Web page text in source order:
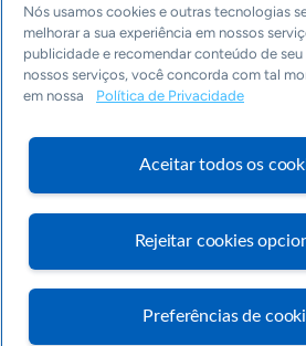
Editorias
Economia & Política
Inovação & Tecnologia
Visite o Portal
Nós usamos cookies e outras tecnologias
melhorar a sua experiência em nossos
publicidade e recomendar conteúdo de
nossos serviços, você concorda com tal
em nossa
Política de Privacidade
Aceitar todos os
Rejeitar cookies
Preferências de